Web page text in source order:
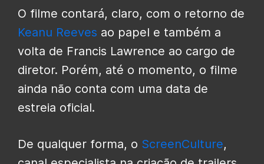
O filme contará, claro, com o retorno de
Keanu Reeves ao papel e também a
volta de Francis Lawrence ao cargo de
diretor. Porém, até o momento, o filme
ainda não conta com uma data de
estreia oficial.
De qualquer forma, o ScreenCulture,